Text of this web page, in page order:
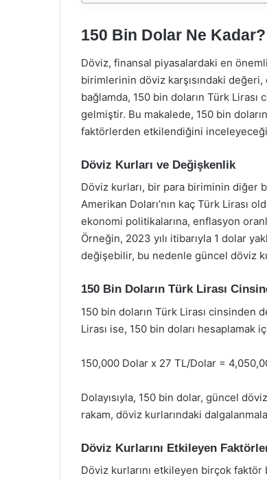
150 Bin Dolar Ne Kadar?
Döviz, finansal piyasalardaki en
birimlerinin döviz karşısındaki
bağlamda, 150 bin doların Türk
gelmiştir. Bu makalede, 150 bin
faktörlerden etkilendiğini
Döviz Kurları ve Değişkenlik
Döviz kurları, bir para biriminin diğer
Amerikan Doları’nın kaç Türk Lirası
ekonomi politikalarına, enflasyon
Örneğin, 2023 yılı itibarıyla 1 dolar
değişebilir, bu nedenle güncel döviz
150 Bin Doların Türk Lirası
150 bin doların Türk Lirası
Lirası ise, 150 bin doları hesaplamak
150,000 Dolar x 27 TL/Dolar =
Dolayısıyla, 150 bin dolar, güncel
rakam, döviz kurlarındaki
Döviz Kurlarını Etkileyen
Döviz kurlarını etkileyen birçok